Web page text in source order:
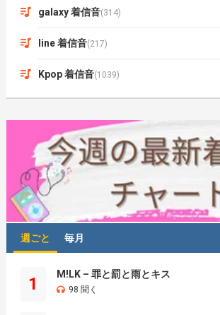
galaxy 着信音(314)
line 着信音(217)
Kpop 着信音(1039)
週ごと 毎月
1
M!LK – 罪と罰と雨とキス
98 聞く